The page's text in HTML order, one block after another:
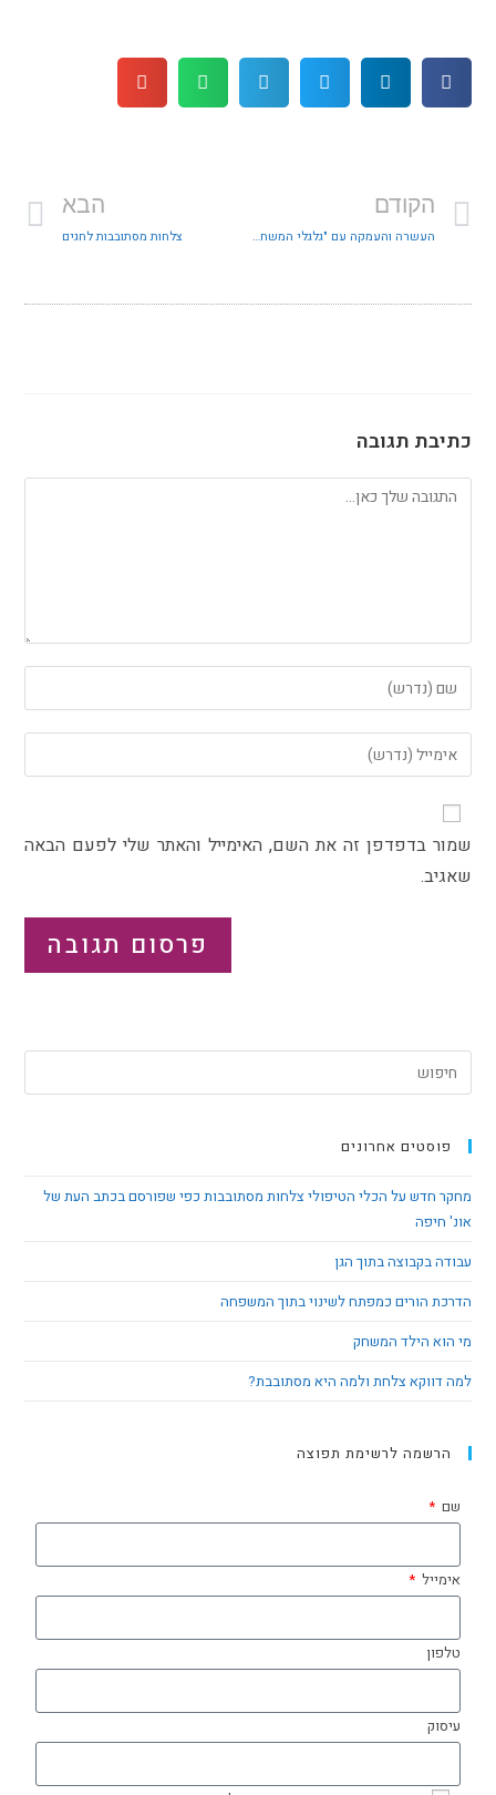
הקודם
העשרה והעמקה עם "גלגלי המשחק"
הבא
צלחות מסתובבות לחגים
כתיבת תגובה
שמור בדפדפן זה את השם, האימייל והאתר שלי לפעם הבאה
שאגיב.
פוסטים אחרונים
מחקר חדש על הכלי הטיפולי צלחות מסתובבות כפי שפורסם בכתב העת של
אונ' חיפה
עבודה בקבוצה בתוך הגן
הדרכת הורים כמפתח לשינוי בתוך המשפחה
מי הוא הילד המשחק
למה דווקא צלחת ולמה היא מסתובבת?
הרשמה לרשימת תפוצה
שם
אימייל
טלפון
עיסוק